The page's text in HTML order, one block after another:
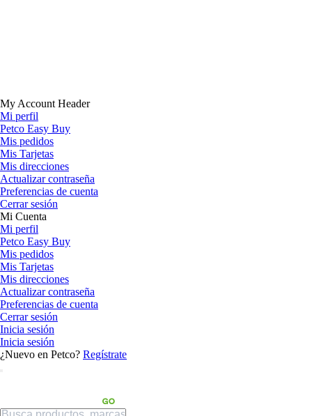
My Account Header
Mi perfil
Petco Easy Buy
Mis pedidos
Mis Tarjetas
Mis direcciones
Actualizar contraseña
Preferencias de cuenta
Cerrar sesión
Mi Cuenta
Mi perfil
Petco Easy Buy
Mis pedidos
Mis Tarjetas
Mis direcciones
Actualizar contraseña
Preferencias de cuenta
Cerrar sesión
Inicia sesión
Inicia sesión
¿Nuevo en Petco? Regístrate